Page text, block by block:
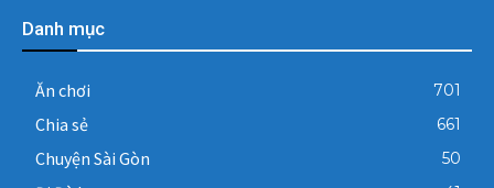
Danh mục
Ăn chơi 701
Chia sẻ 661
Chuyện Sài Gòn 50